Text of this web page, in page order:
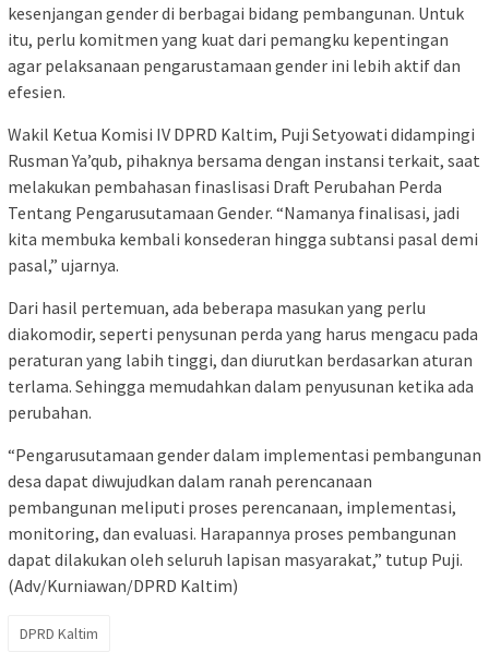
kesenjangan gender di berbagai bidang pembangunan. Untuk
itu, perlu komitmen yang kuat dari pemangku kepentingan
agar pelaksanaan pengarustamaan gender ini lebih aktif dan
efesien.
Wakil Ketua Komisi IV DPRD Kaltim, Puji Setyowati didampingi
Rusman Ya’qub, pihaknya bersama dengan instansi terkait, saat
melakukan pembahasan finaslisasi Draft Perubahan Perda
Tentang Pengarusutamaan Gender. “Namanya finalisasi, jadi
kita membuka kembali konsederan hingga subtansi pasal demi
pasal,” ujarnya.
Dari hasil pertemuan, ada beberapa masukan yang perlu
diakomodir, seperti penysunan perda yang harus mengacu pada
peraturan yang labih tinggi, dan diurutkan berdasarkan aturan
terlama. Sehingga memudahkan dalam penyusunan ketika ada
perubahan.
“Pengarusutamaan gender dalam implementasi pembangunan
desa dapat diwujudkan dalam ranah perencanaan
pembangunan meliputi proses perencanaan, implementasi,
monitoring, dan evaluasi. Harapannya proses pembangunan
dapat dilakukan oleh seluruh lapisan masyarakat,” tutup Puji.
(Adv/Kurniawan/DPRD Kaltim)
DPRD Kaltim